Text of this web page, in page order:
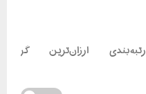
رتبه بندی ارزان‌ترین